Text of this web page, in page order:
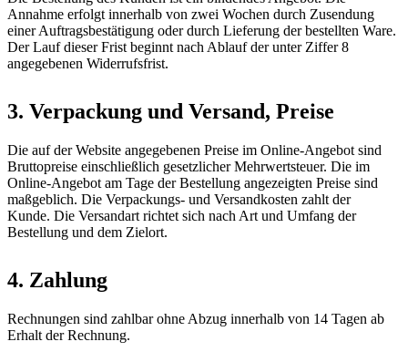
Annahme erfolgt innerhalb von zwei Wochen durch Zusendung
einer Auftragsbestätigung oder durch Lieferung der bestellten Ware.
Der Lauf dieser Frist beginnt nach Ablauf der unter Ziffer 8
angegebenen Widerrufsfrist.
3. Verpackung und Versand, Preise
Die auf der Website angegebenen Preise im Online-Angebot sind
Bruttopreise einschließlich gesetzlicher Mehrwertsteuer. Die im
Online-Angebot am Tage der Bestellung angezeigten Preise sind
maßgeblich. Die Verpackungs- und Versandkosten zahlt der
Kunde. Die Versandart richtet sich nach Art und Umfang der
Bestellung und dem Zielort.
4. Zahlung
Rechnungen sind zahlbar ohne Abzug innerhalb von 14 Tagen ab
Erhalt der Rechnung.